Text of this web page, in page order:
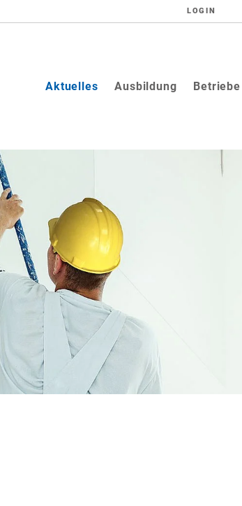
LOGIN
Aktuelles(current)
Ausbildung Betriebe